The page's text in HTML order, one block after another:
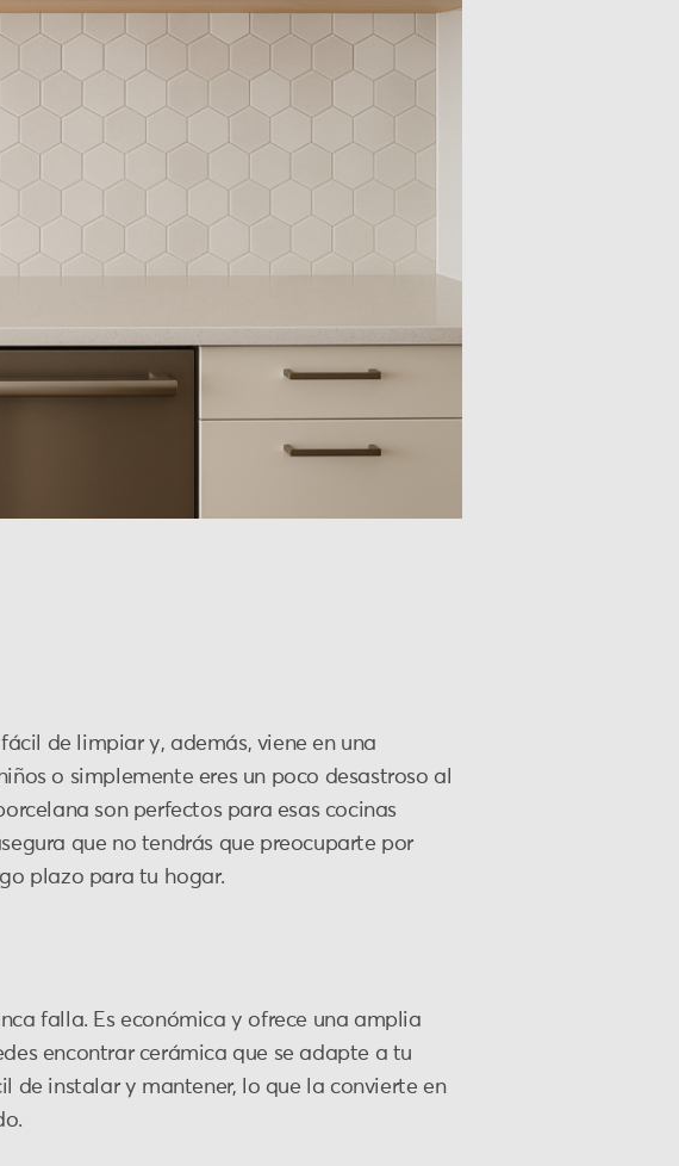
de limpiar y, además, viene en una
o simplemente eres un poco desastroso al
son perfectos para esas cocinas
que no tendrás que preocuparte por
plazo para tu hogar.
falla. Es económica y ofrece una amplia
encontrar cerámica que se adapte a tu
de instalar y mantener, lo que la convierte en